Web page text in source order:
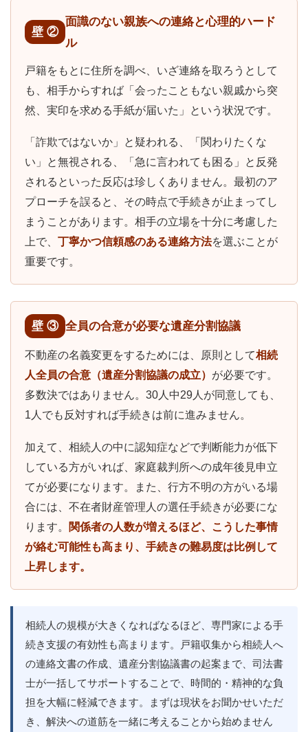
壁 ②
面識のない親族への連絡と心理的ハード
ル
戸籍をもとに住所を調べ、いざ連絡を取ろうとして
も、相手からすれば「会ったこともない親戚から突
然、実印を求める手紙が届いた」という状況です。
「詐欺ではないか」と疑われる、「関わりたくな
い」と無視される、「急に言われても困る」と反発
されるといった反応は珍しくありません。最初のア
プローチを誤ると、その時点で手続きが止まってし
まうことがあります。相手の立場を十分に考慮した
上で、 丁寧かつ信頼感のある連絡方法を選ぶことが
重要です。
壁 ③ 全員の合意が必要な遺産分割協議
不動産の名義変更をするためには、原則として相続
人全員の合意（遺産分割協議の成立） が必要です。
多数決ではありません。30人中29人が同意しても、
1人でも反対すれば手続きは前に進みません。
加えて、相続人の中に認知症などで判断能力が低下
している方がいれば、家庭裁判所への成年後見申立
てが必要になります。また、行方不明の方がいる場
合には、不在者財産管理人の選任手続きが必要にな
ります。
関係者の人数が増えるほど、こうした事情
が絡む可能性も高まり、手続きの難易度は比例して
上昇します。
相続人の規模が大きくなればなるほど、専門家による手
続き支援の有効性も高まります。戸籍収集から相続人へ
の連絡文書の作成、遺産分割協議書の起案まで、司法書
士が一括してサポートすることで、時間的・精神的な負
担を大幅に軽減できます。まずは現状をお聞かせいただ
き、解決への道筋を一緒に考えることから始めません